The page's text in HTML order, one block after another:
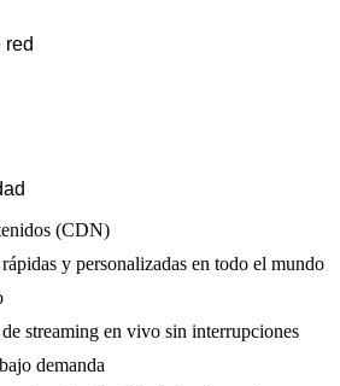
red
(CDN)
y personalizadas en todo el mundo
streaming en vivo sin interrupciones
demanda